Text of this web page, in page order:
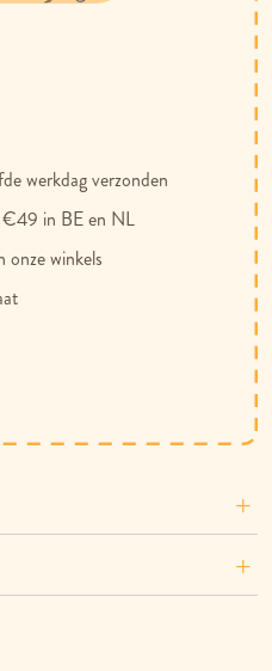
werkdag verzonden
€49 in BE en NL
onze winkels